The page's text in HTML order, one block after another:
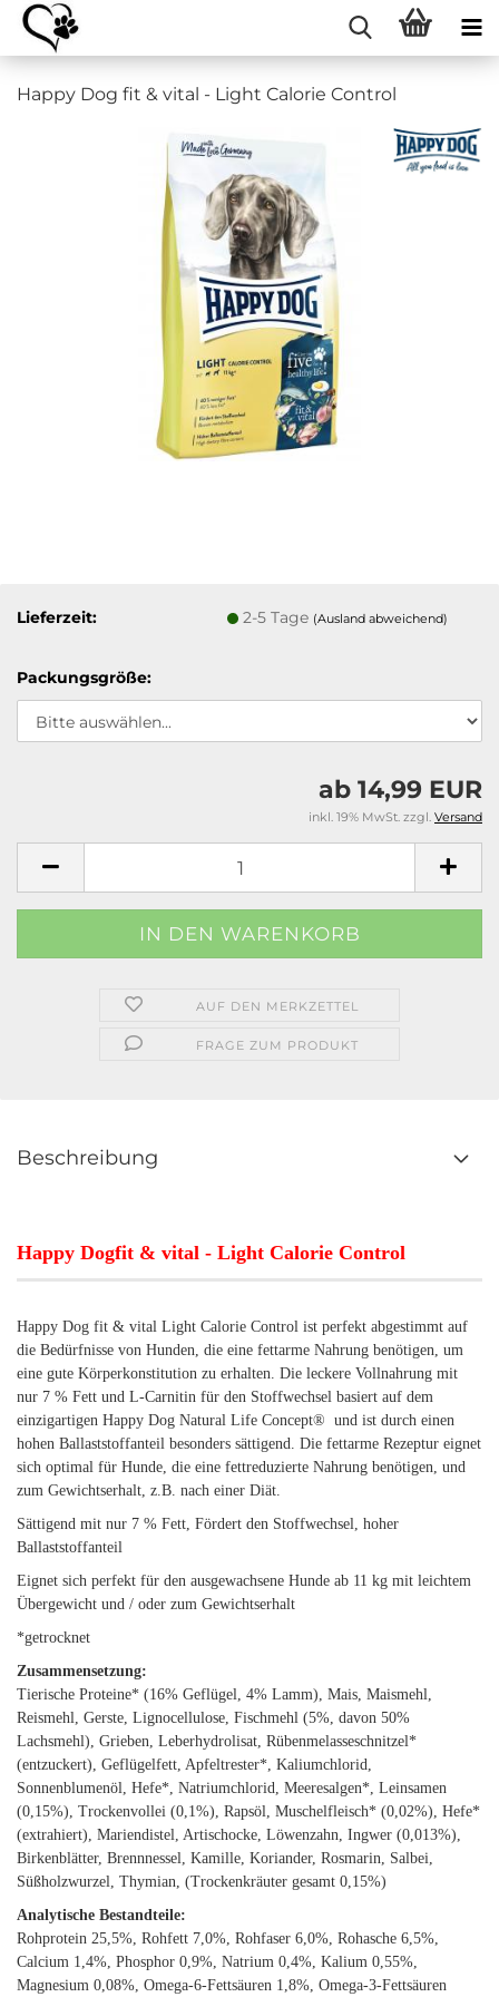
Happy Dog fit & vital - Light Calorie Control
Lieferzeit: 2-5 Tage (Ausland abweichend)
Packungsgröße:
ab 14,99 EUR
inkl. 19% MwSt. zzgl. Versand
AUF DEN MERKZETTEL
FRAGE ZUM PRODUKT
Beschreibung
Happy Dogfit & vital - Light Calorie Control
Happy Dog fit & vital Light Calorie Control ist perfekt abgestimmt auf
die Bedürfnisse von Hunden, die eine fettarme Nahrung benötigen, um
eine gute Körperkonstitution zu erhalten. Die leckere Vollnahrung mit
nur 7 % Fett und L-Carnitin für den Stoffwechsel basiert auf dem
einzigartigen Happy Dog Natural Life Concept® und ist durch einen
hohen Ballaststoffanteil besonders sättigend. Die fettarme Rezeptur eignet
sich optimal für Hunde, die eine fettreduzierte Nahrung benötigen, und
zum Gewichtserhalt, z.B. nach einer Diät.
Sättigend mit nur 7 % Fett, Fördert den Stoffwechsel, hoher
Ballaststoffanteil
Eignet sich perfekt für den ausgewachsene Hunde ab 11 kg mit leichtem
Übergewicht und / oder zum Gewichtserhalt
*getrocknet
Zusammensetzung:
Tierische Proteine* (16% Geflügel, 4% Lamm), Mais, Maismehl,
Reismehl, Gerste, Lignocellulose, Fischmehl (5%, davon 50%
Lachsmehl), Grieben, Leberhydrolisat, Rübenmelasseschnitzel*
(entzuckert), Geflügelfett, Apfeltrester*, Kaliumchlorid,
Sonnenblumenöl, Hefe*, Natriumchlorid, Meeresalgen*, Leinsamen
(0,15%), Trockenvollei (0,1%), Rapsöl, Muschelfleisch* (0,02%), Hefe*
(extrahiert), Mariendistel, Artischocke, Löwenzahn, Ingwer (0,013%),
Birkenblätter, Brennnessel, Kamille, Koriander, Rosmarin, Salbei,
Süßholzwurzel, Thymian, (Trockenkräuter gesamt 0,15%)
Analytische Bestandteile:
Rohprotein 25,5%, Rohfett 7,0%, Rohfaser 6,0%, Rohasche 6,5%,
Calcium 1,4%, Phosphor 0,9%, Natrium 0,4%, Kalium 0,55%,
Magnesium 0,08%, Omega-6-Fettsäuren 1,8%, Omega-3-Fettsäuren